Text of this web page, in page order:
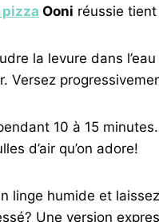
pizza Ooni réussie tient
la levure dans
Versez
10 à 15
d’air qu’on adore!
linge humide et
Une version